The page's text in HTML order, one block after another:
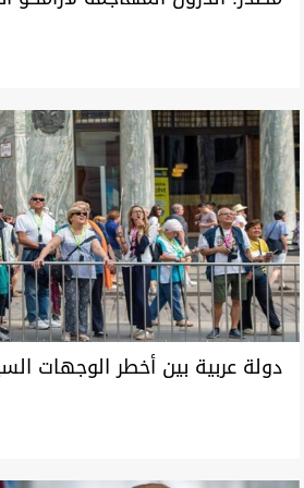
دولة عربية بين أخطر الوجهات